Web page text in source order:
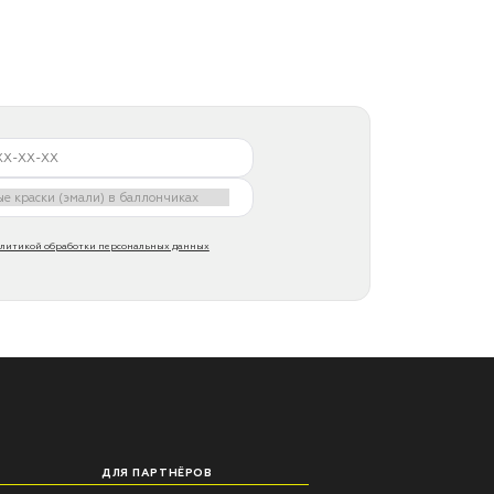
обработки персональных данных
ДЛЯ ПАРТНЁРОВ